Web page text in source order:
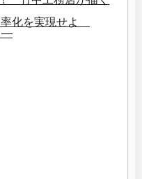
化を実現せよ
―